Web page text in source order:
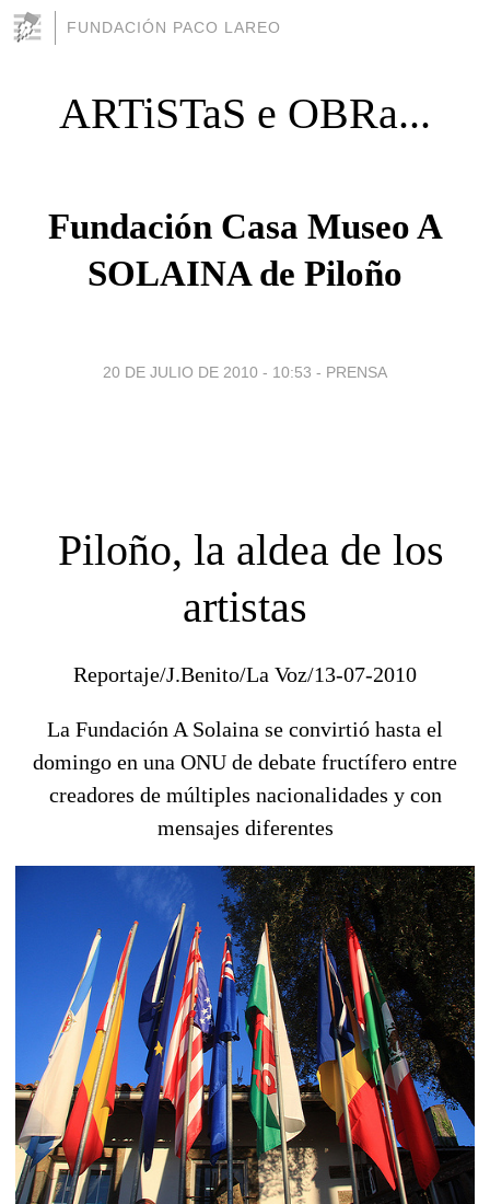
FUNDACIÓN PACO LAREO
ARTiSTaS e OBRa...
Fundación Casa Museo A
SOLAINA de Piloño
20 DE JULIO DE 2010 - 10:53 - PRENSA
Piloño, la aldea de los
artistas
Reportaje/J.Benito/La Voz/13-07-2010
La Fundación A Solaina se convirtió hasta el
domingo en una ONU de debate fructífero entre
creadores de múltiples nacionalidades y con
mensajes diferentes